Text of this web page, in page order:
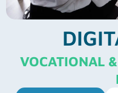
VOCATIONAL